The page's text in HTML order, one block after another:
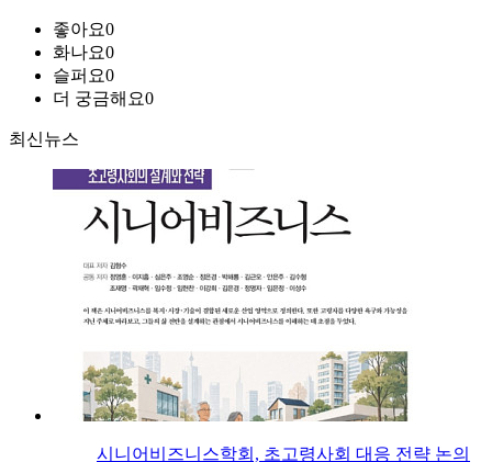
좋아요0
화나요0
슬퍼요0
더 궁금해요0
최신뉴스
시니어비즈니스학회, 초고령사회 대응 전략 논의